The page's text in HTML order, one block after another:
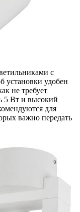
с
установки удобен
не требует
5 Вт и высокий
для
важно передать